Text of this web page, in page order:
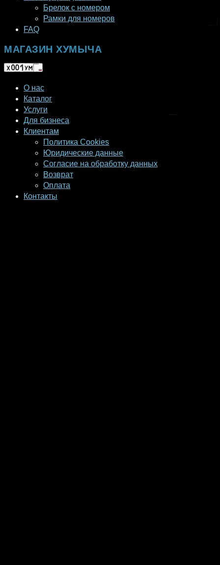
Брелок с номером
Рамки для номеров
FAQ
МАГАЗИН ХУМЫЧА
О нас
Каталог
Услуги
Для бизнеса
Клиентам
Политика Cookies
Юридические данные
Согласие на обработку данных
Возврат
Оплата
Контакты